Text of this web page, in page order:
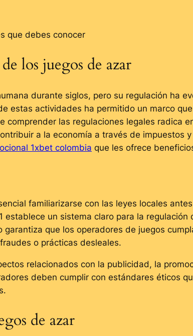
que debes conocer
los juegos de azar
durante siglos, pero su regulación ha
estas actividades ha permitido un marco
las regulaciones legales radica
a la economía a través de impuestos
1xbet colombia que les ofrece
familiarizarse con las leyes locales
establece un sistema claro para la
garantiza que los operadores de juegos
o prácticas desleales.
relacionados con la publicidad, la
deben cumplir con estándares éticos
de azar